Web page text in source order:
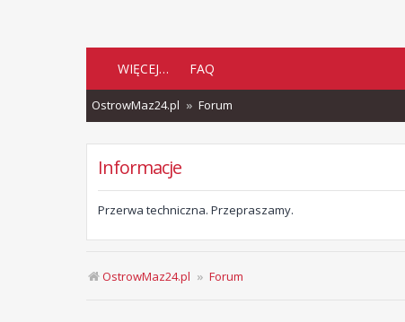
WIĘCEJ… FAQ
OstrowMaz24.pl Forum
Informacje
Przerwa techniczna. Przepraszamy.
OstrowMaz24.pl Forum